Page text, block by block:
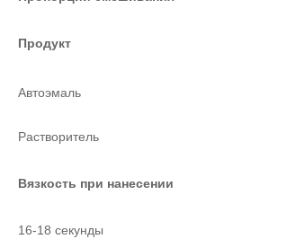
Продукт
Автоэмаль
Растворитель
Вязкость при нанесении
16-18 секунды